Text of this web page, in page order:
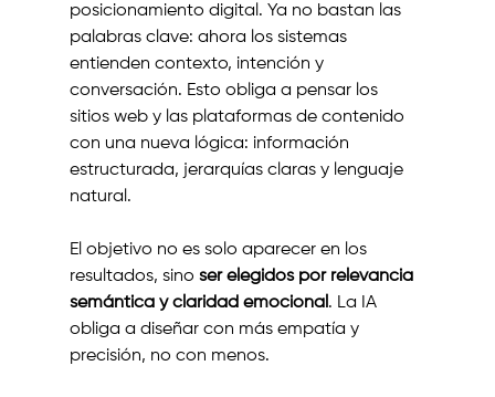
posicionamiento digital. Ya no bastan las
palabras clave: ahora los sistemas
entienden contexto, intención y
conversación. Esto obliga a pensar los
sitios web y las plataformas de contenido
con una nueva lógica: información
estructurada, jerarquías claras y lenguaje
natural.
El objetivo no es solo aparecer en los
resultados, sino ser elegidos por relevancia
semántica y claridad emocional . La IA
obliga a diseñar con más empatía y
precisión, no con menos.